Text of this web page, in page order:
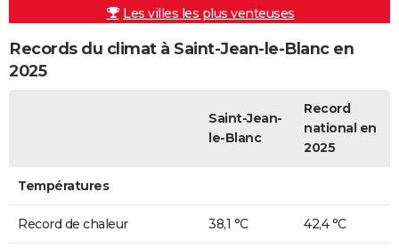
Les villes les plus venteuses
Records du climat à Saint-Jean-le-Blanc en
2025
Saint-Jean-
le-Blanc
Record
national en
2025
Températures
Record de chaleur 38,1 °C 42,4 °C